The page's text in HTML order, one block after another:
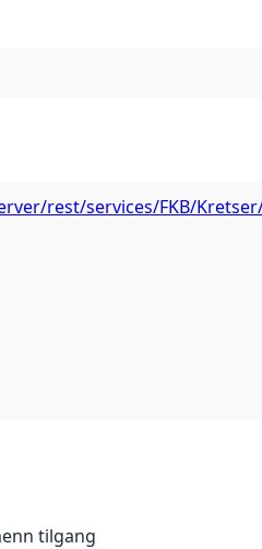
rest/services/FKB/
tilgang